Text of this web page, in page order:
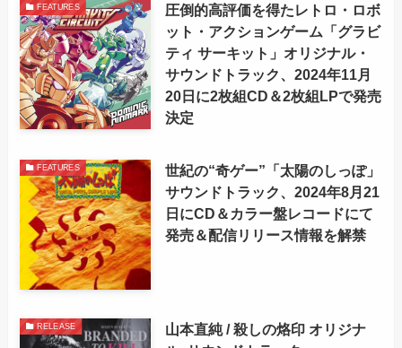
FEATURES
圧倒的高評価を得たレトロ・ロボ
ット・アクションゲーム「グラビ
ティ サーキット」オリジナル・
サウンドトラック、2024年11月
20日に2枚組CD＆2枚組LPで発売
決定
FEATURES
世紀の“奇ゲー”「太陽のしっぽ」
サウンドトラック、2024年8月21
日にCD＆カラー盤レコードにて
発売＆配信リリース情報を解禁
RELEASE
山本直純 / 殺しの烙印 オリジナ